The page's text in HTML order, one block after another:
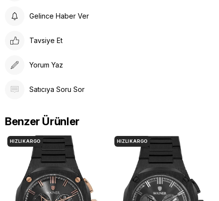
Gelince Haber Ver
Tavsiye Et
Yorum Yaz
Satıcıya Soru Sor
Benzer Ürünler
HIZLI KARGO HIZLI KARGO